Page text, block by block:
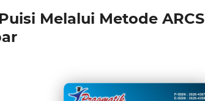
Melalui Metode ARCS